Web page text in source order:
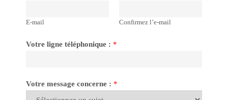
E-mail Confirmez l’e-mail
Votre ligne téléphonique : *
Votre message concerne : *